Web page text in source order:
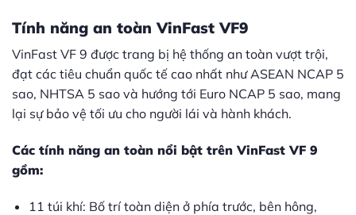
Tính năng an toàn VinFast VF9
VinFast VF 9 được trang bị hệ thống an toàn vượt trội,
đạt các tiêu chuẩn quốc tế cao nhất như ASEAN NCAP 5
sao, NHTSA 5 sao và hướng tới Euro NCAP 5 sao, mang
lại sự bảo vệ tối ưu cho người lái và hành khách.
Các tính năng an toàn nổi bật trên VinFast VF 9
gồm:
11 túi khí: Bố trí toàn diện ở phía trước, bên hông,